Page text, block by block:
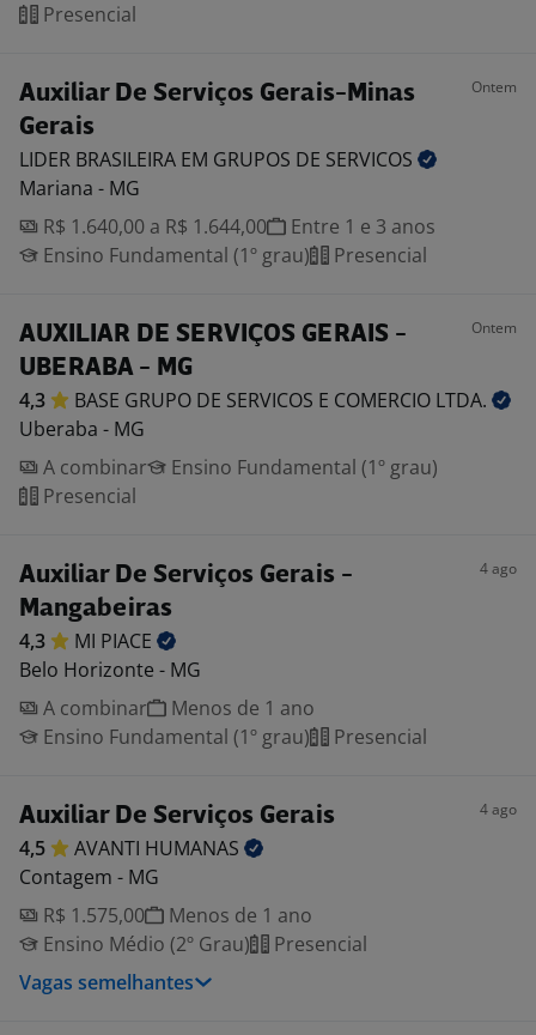
Presencial
Auxiliar De Serviços Gerais-Minas
Gerais
Ontem
LIDER BRASILEIRA EM GRUPOS DE SERVICOS
Mariana - MG
R$ 1.640,00 a R$ 1.644,00
Entre 1 e 3 anos
Ensino Fundamental (1º grau)
Presencial
AUXILIAR DE SERVIÇOS GERAIS -
UBERABA - MG
Ontem
4,3 BASE GRUPO DE SERVICOS E COMERCIO LTDA.
Uberaba - MG
A combinar
Ensino Fundamental (1º grau)
Presencial
Auxiliar De Serviços Gerais -
Mangabeiras
4 ago
4,3 MI PIACE
Belo Horizonte - MG
A combinar
Menos de 1 ano
Ensino Fundamental (1º grau)
Presencial
Auxiliar De Serviços Gerais 4 ago
4,5 AVANTI HUMANAS
Contagem - MG
R$ 1.575,00
Menos de 1 ano
Ensino Médio (2º Grau)
Presencial
Vagas semelhantes